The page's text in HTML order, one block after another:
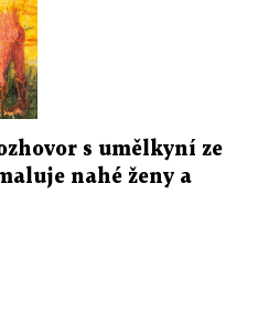
s umělkyní ze
nahé ženy a